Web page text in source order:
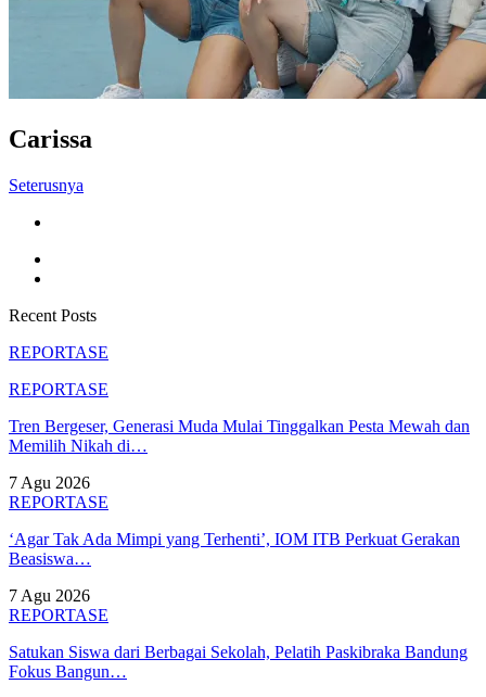
Carissa
Seterusnya
Recent Posts
REPORTASE
REPORTASE
Tren Bergeser, Generasi Muda Mulai Tinggalkan Pesta Mewah dan
Memilih Nikah di…
7 Agu 2026
REPORTASE
‘Agar Tak Ada Mimpi yang Terhenti’, IOM ITB Perkuat Gerakan
Beasiswa…
7 Agu 2026
REPORTASE
Satukan Siswa dari Berbagai Sekolah, Pelatih Paskibraka Bandung
Fokus Bangun…